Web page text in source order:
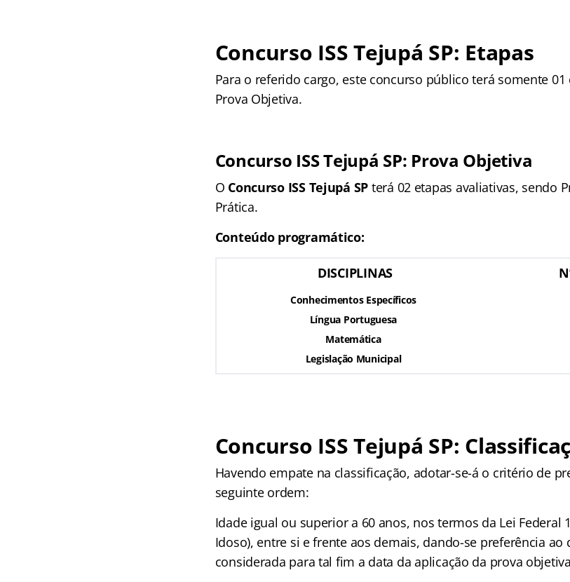
Concurso ISS Tejupá SP: Etapas
Para o referido cargo, este concurso público terá somente
Prova Objetiva.
Concurso ISS Tejupá SP: Prova Objetiva
O Concurso ISS Tejupá SP terá 02 etapas avaliativas, sendo
Prática.
Conteúdo programático:
DISCIPLINAS
Conhecimentos Específicos
Língua Portuguesa
Matemática
Legislação Municipal
Concurso ISS Tejupá SP:
Havendo empate na classificação, adotar-se-á o critério de
seguinte ordem:
Idade igual ou superior a 60 anos, nos termos da Lei Federal
Idoso), entre si e frente aos demais, dando-se preferência ao
considerada para tal fim a data da aplicação da prova